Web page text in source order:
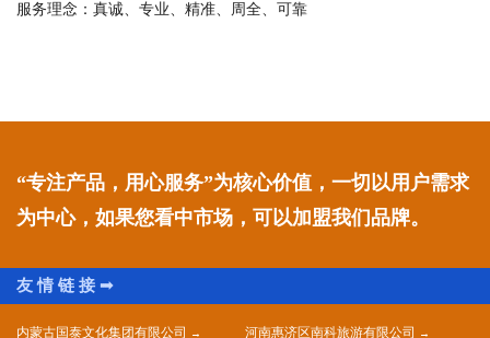
服务理念：真诚、专业、精准、周全、可靠
“专注产品，用心服务”为核心价值，一切以用户需求
为中心，如果您看中市场，可以加盟我们品牌。
内蒙古国泰文化集团有限公司 河南惠济区南科旅游有限公司